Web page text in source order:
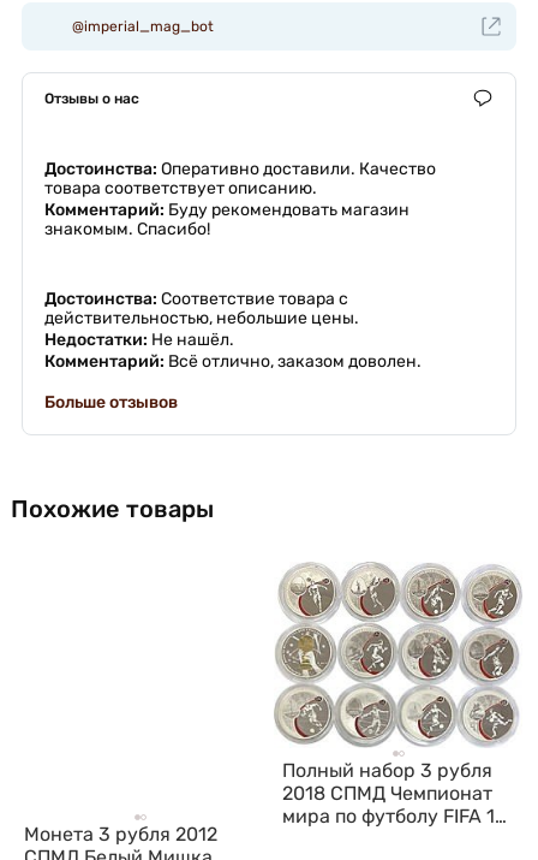
@imperial_mag_bot
Отзывы о нас
Достоинства: Оперативно доставили. Качество
товара соответствует описанию.
Комментарий: Буду рекомендовать магазин
знакомым. Спасибо!
Достоинства: Соответствие товара с
действительностью, небольшие цены.
Недостатки: Не нашёл.
Комментарий: Всё отлично, заказом доволен.
Больше отзывов
Похожие товары
Монета 3 рубля 2012
Полный набор 3 рубля
2018 СПМД Чемпионат
мира по футболу FIFA 12